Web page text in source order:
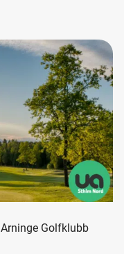
Arninge Golfklubb